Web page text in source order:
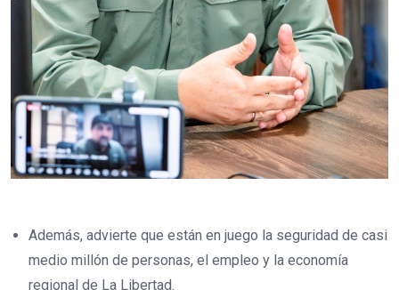
Además, advierte que están en juego la seguridad de casi
medio millón de personas, el empleo y la economía
regional de La Libertad.